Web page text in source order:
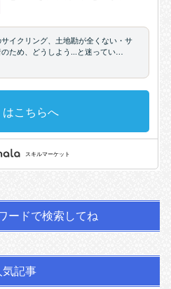
ードで検索してね
気記事